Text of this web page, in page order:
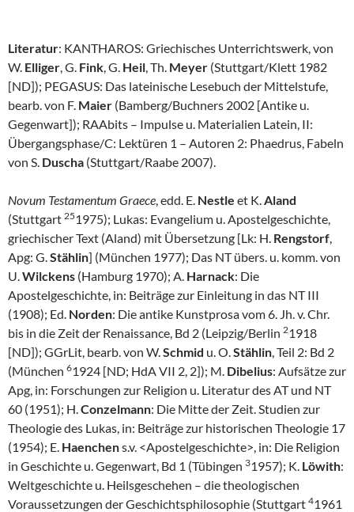
Literatur: KANTHAROS: Griechisches Unterrichtswerk, von
W. Elliger, G. Fink, G. Heil, Th. Meyer (Stuttgart/Klett 1982
[ND]); PEGASUS: Das lateinische Lesebuch der Mittelstufe,
bearb. von F. Maier (Bamberg/Buchners 2002 [Antike u.
Gegenwart]); RAAbits – Impulse u. Materialien Latein, II:
Übergangsphase/C: Lektüren 1 – Autoren 2: Phaedrus, Fabeln
von S. Duscha (Stuttgart/Raabe 2007).
Novum Testamentum Graece, edd. E. Nestle et K.Aland
(Stuttgart 251975); Lukas: Evangelium u. Apostelgeschichte,
griechischer Text (Aland) mit Übersetzung [Lk: H. Rengstorf,
Apg: G.Stählin] (München 1977); Das NT übers. u. komm. von
U.Wilckens (Hamburg 1970); A. Harnack: Die
Apostelgeschichte, in: Beiträge zur Einleitung in das NT III
(1908); Ed. Norden: Die antike Kunstprosa vom 6. Jh. v. Chr.
bis in die Zeit der Renaissance, Bd 2 (Leipzig/Berlin 21918
[ND]); GGrLit, bearb. von W.Schmid u. O.Stählin, Teil 2: Bd 2
(München 61924 [ND; HdA VII 2, 2]); M. Dibelius: Aufsätze zur
Apg, in: Forschungen zur Religion u. Literatur des AT und NT
60 (1951); H.Conzelmann: Die Mitte der Zeit. Studien zur
Theologie des Lukas, in: Beiträge zur historischen Theologie 17
(1954); E. Haenchens.v. <Apostelgeschichte>, in: Die Religion
in Geschichte u. Gegenwart, Bd 1 (Tübingen 31957); K. Löwith:
Weltgeschichte u. Heilsgeschehen – die theologischen
Voraussetzungen der Geschichtsphilosophie (Stuttgart 41961